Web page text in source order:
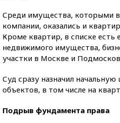
Среди имущества, которыми
компании, оказались и
Кроме квартир, в списке есть
недвижимого имущества,
участки в Москве и
Суд сразу назначил
объектов, в том числе на
Подрыв фундамента права